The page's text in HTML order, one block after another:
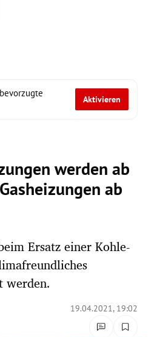
Aktivieren
werden ab
ab
Ersatz einer Kohle-
werden.
19.04.2021, 19:02